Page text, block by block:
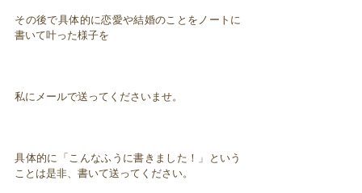
その後で具体的に恋愛や結婚のことをノートに
書いて叶った様子を
私にメールで送ってくださいませ。
具体的に「こんなふうに書きました！」という
ことは是非、書いて送ってください。